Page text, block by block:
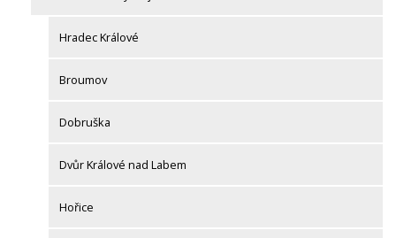
Hradec Králové
Broumov
Dobruška
Dvůr Králové nad Labem
Hořice